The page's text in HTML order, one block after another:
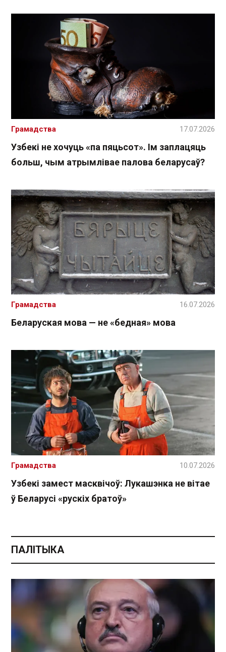
Узбекі не хочуць «па пяцьсот». Ім заплацяць
больш, чым атрымлівае палова беларусаў?
Грамадства 17.07.2026
Беларуская мова — не «бедная» мова
Грамадства 16.07.2026
Узбекі замест масквічоў: Лукашэнка не вітае
ў Беларусі «рускіх братоў»
Грамадства 10.07.2026
ПАЛІТЫКА